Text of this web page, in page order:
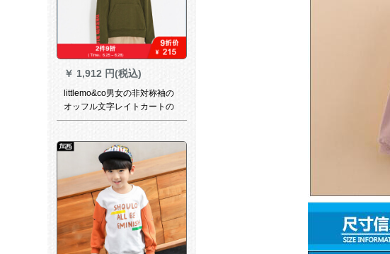
￥ 1,912 円(税込)
littlemo&co男女の非対称袖の
オッフル文字レイトカートの
ディップガーン173 SW 202